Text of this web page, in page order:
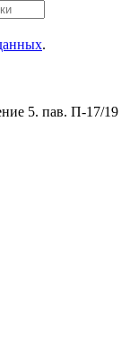
.
5. пав. П-17/19